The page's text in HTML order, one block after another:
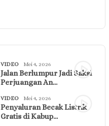
VIDEO Mei 4, 2026
Jalan Berlumpur Jadi Saksi
Perjuangan An…
VIDEO Mei 4, 2026
Penyaluran Becak Listrik
Gratis di Kabup…